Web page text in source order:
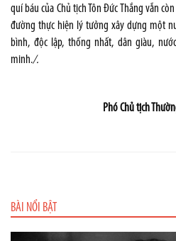
quí báu của Chủ tịch Tôn Đức Thắng vẫn
đường thực hiện lý tưởng xây dựng một
bình, độc lập, thống nhất, dân giàu,
minh./.
Phó Chủ tịch
BÀI NỔI BẬT